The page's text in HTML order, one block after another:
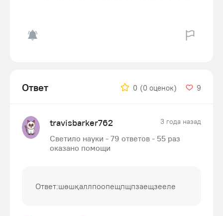
Ответ 0 (0 оценок) 9
travisbarker762 3 года назад
Светило науки - 79 ответов - 55 раз
оказано помощи
Ответ:шөшқаллпоопещпщпзаещзееле